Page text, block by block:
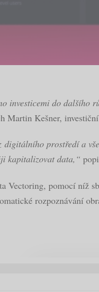
investicemi do dalšího
Martin Kešner,
prostředí a
kapitalizovat data,“
pomocí níž
rozpoznávání